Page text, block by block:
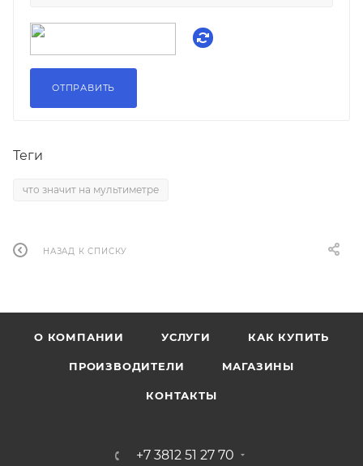
Теги
что значит на мультиметре
НАЗАД К СПИСКУ
О КОМПАНИИ УСЛУГИ КАК КУПИТЬ
ПРОИЗВОДИТЕЛИ МАГАЗИНЫ
КОНТАКТЫ
+7 3812 51 27 70